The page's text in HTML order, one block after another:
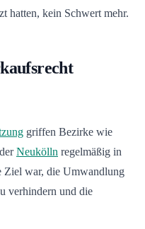
hatten, kein Schwert mehr.
griffen Bezirke wie
Neukölln regelmäßig in
Ziel war, die Umwandlung
verhindern und die